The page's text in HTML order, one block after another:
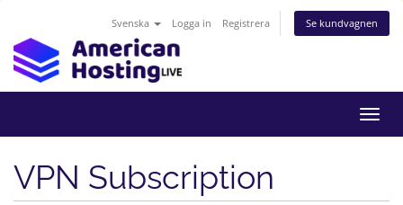
Svenska Logga in Registrera Se kundvagnen
Växla
VPN Subscription